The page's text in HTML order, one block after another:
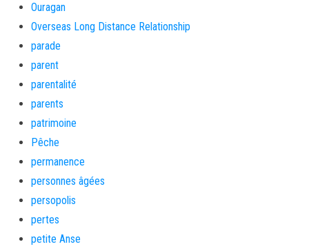
Ouragan
Overseas Long Distance Relationship
parade
parent
parentalité
parents
patrimoine
Pêche
permanence
personnes âgées
persopolis
pertes
petite Anse